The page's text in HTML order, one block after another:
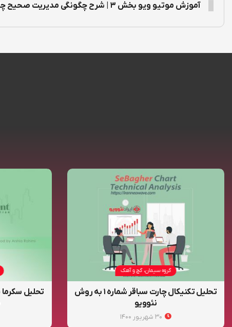
آموزش موتیو ویو بخش ۳ | شرح چگونگی مدیریت صحیح چارت ها
گروه سیمان، گچ و آهک
تحلیل تکنیکال چارت سباقر شماره ۱ به روش
نئوویو